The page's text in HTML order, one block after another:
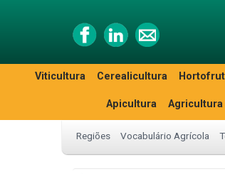
Viticultura Cerealicultura
Apicultura
Regiões Vocabulário Agrícola